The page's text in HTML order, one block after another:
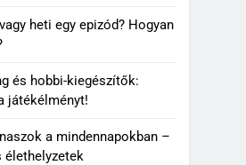
heti egy epizód? Hogyan
és hobbi-kiegészítők:
játékélményt!
a mindennapokban –
élethelyzetek
meg ugyanaz a
történet újra és újra?